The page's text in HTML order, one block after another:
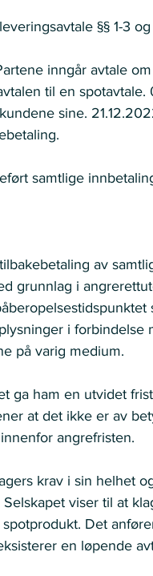
§§ 1-3
inngår avtale
til en
sine.
samtlige
av
grunnlag i
i forbindelse
på varig medium.
ga ham en utvidet
at det ikke er av
angrefristen.
krav i sin helhet
viser til at
Det
en løpende